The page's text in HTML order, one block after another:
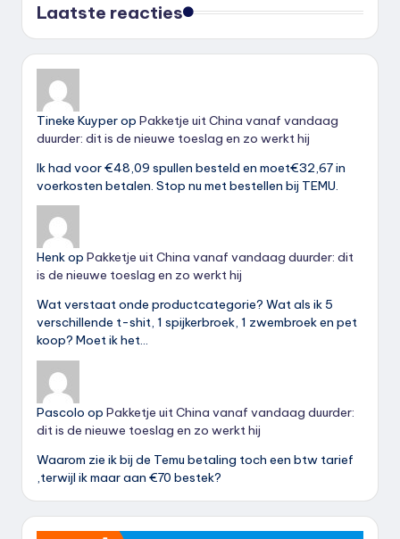
Laatste reacties
Tineke Kuyperop Pakketje uit China vanaf vandaag
duurder: dit is de nieuwe toeslag en zo werkt hij
Ik had voor €48,09 spullen besteld en moet€32,67 in
voerkosten betalen. Stop nu met bestellen bij TEMU.
Henkop Pakketje uit China vanaf vandaag duurder: dit
is de nieuwe toeslag en zo werkt hij
Wat verstaat onde productcategorie? Wat als ik 5
verschillende t-shit, 1 spijkerbroek, 1 zwembroek en pet
koop? Moet ik het…
Pascolo op Pakketje uit China vanaf vandaag duurder:
dit is de nieuwe toeslag en zo werkt hij
Waarom zie ik bij de Temu betaling toch een btw tarief
,terwijl ik maar aan €70 bestek?